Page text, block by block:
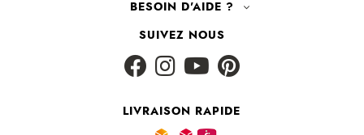
LIVRAISON RAPIDE